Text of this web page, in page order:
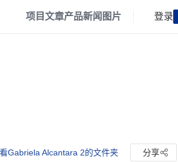
项目文章产品新闻 图片 登录
Gabriela Alcantara 2的文件夹 分享